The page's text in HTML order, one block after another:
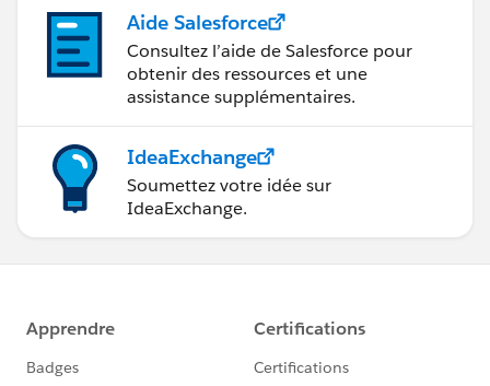
Aide Salesforce
Consultez l’aide de Salesforce pour
obtenir des ressources et une
assistance supplémentaires.
IdeaExchange
Soumettez votre idée sur
IdeaExchange.